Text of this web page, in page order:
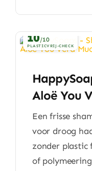
10/10
PLASTICVRIJ-CHECK
Aloë You
Een frisse
voor droog
zonder plastic
of